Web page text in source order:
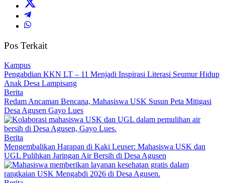
Pos Terkait
Kampus
Pengabdian KKN LT – 11 Menjadi Inspirasi Literasi Seumur Hidup
Anak Desa Lampisang
Berita
Redam Ancaman Bencana, Mahasiswa USK Susun Peta Mitigasi
Desa Agusen Gayo Lues
Berita
Mengembalikan Harapan di Kaki Leuser: Mahasiswa USK dan
UGL Pulihkan Jaringan Air Bersih di Desa Agusen